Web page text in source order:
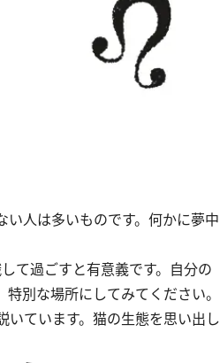
人は多いものです。何かに夢中
て過ごすと有意義です。自分の
別な場所にしてみてください。
ています。猫の生態を思い出し